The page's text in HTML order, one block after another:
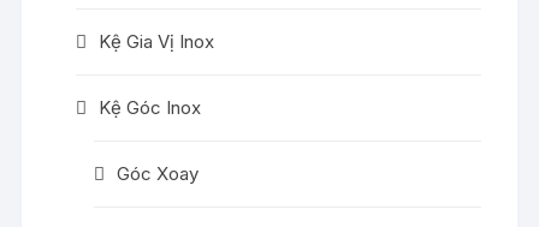
Kệ Gia Vị Inox
Kệ Góc Inox
Góc Xoay